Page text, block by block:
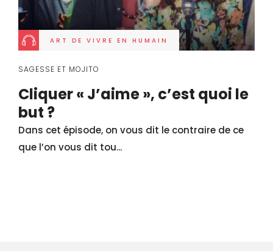
ART DE VIVRE EN HUMAIN
SAGESSE ET MOJITO
Cliquer « J’aime », c’est quoi le
but ?
Dans cet épisode, on vous dit le contraire de ce
que l’on vous dit tou...